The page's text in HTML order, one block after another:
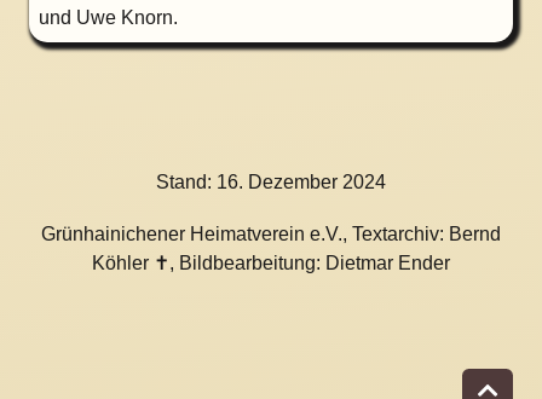
und Uwe Knorn.
Stand: 16. Dezember 2024
Grünhainichener Heimatverein e.V., Textarchiv: Bernd
Köhler ✝, Bildbearbeitung: Dietmar Ender